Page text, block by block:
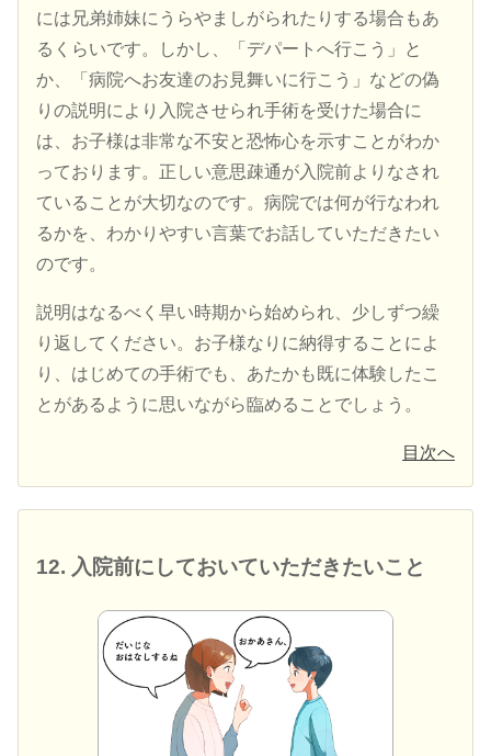
には兄弟姉妹にうらやましがられたりする場合もあ
るくらいです。しかし、「デパートへ行こう」と
か、「病院へお友達のお見舞いに行こう」などの偽
りの説明により入院させられ手術を受けた場合に
は、お子様は非常な不安と恐怖心を示すことがわか
っております。正しい意思疎通が入院前よりなされ
ていることが大切なのです。病院では何が行なわれ
るかを、わかりやすい言葉でお話していただきたい
のです。
説明はなるべく早い時期から始められ、少しずつ繰
り返してください。お子様なりに納得することによ
り、はじめての手術でも、あたかも既に体験したこ
とがあるように思いながら臨めることでしょう。
目次へ
12. 入院前にしておいていただきたいこと